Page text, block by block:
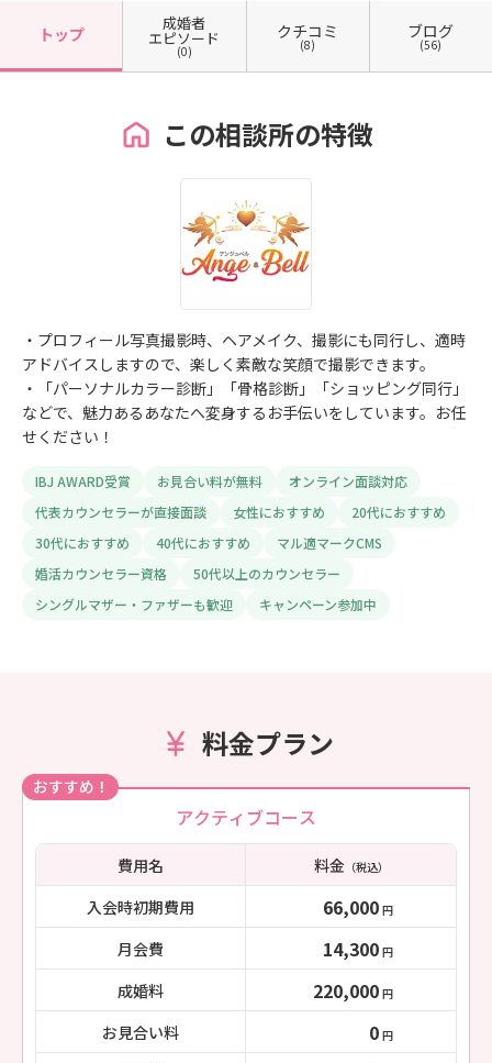
トップ
成婚者
エピソード
(0)
クチコミ
(8)
ブログ
(56)
この相談所の特徴
・プロフィール写真撮影時、ヘアメイク、撮影にも同行し、適時
アドバイスしますので、楽しく素敵な笑顔で撮影できます。
・「パーソナルカラー診断」「骨格診断」「ショッピング同行」
などで、魅力あるあなたへ変身するお手伝いをしています。お任
せください！
IBJ AWARD受賞 お見合い料が無料
オンライン面談対応
代表カウンセラーが直接面談
女性におすすめ
20代におすすめ
30代におすすめ
40代におすすめ
マル適マークCMS
婚活カウンセラー資格
50代以上のカウンセラー
シングルマザー・ファザーも歓迎
キャンペーン参加中
料金プラン
おすすめ！
アクティブコース
費用名 料金（税込）
入会時初期費用 66,000 円
月会費 14,300 円
成婚料 220,000 円
お見合い料 0 円